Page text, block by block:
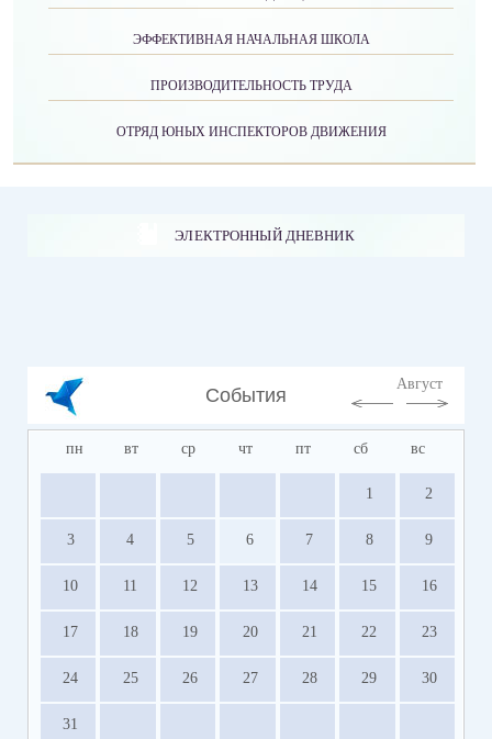
ЭФФЕКТИВНАЯ НАЧАЛЬНАЯ ШКОЛА
ПРОИЗВОДИТЕЛЬНОСТЬ ТРУДА
ОТРЯД ЮНЫХ ИНСПЕКТОРОВ ДВИЖЕНИЯ
ЭЛЕКТРОННЫЙ ДНЕВНИК
События
Август
пн вт ср чт пт сб вс
1 2
3 4 5 6 7 8 9
10 11 12 13 14 15 16
17 18 19 20 21 22 23
24 25 26 27 28 29 30
31